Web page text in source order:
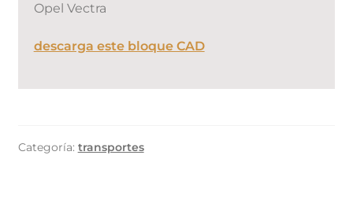
Opel Vectra
descarga este bloque CAD
Categoría: transportes